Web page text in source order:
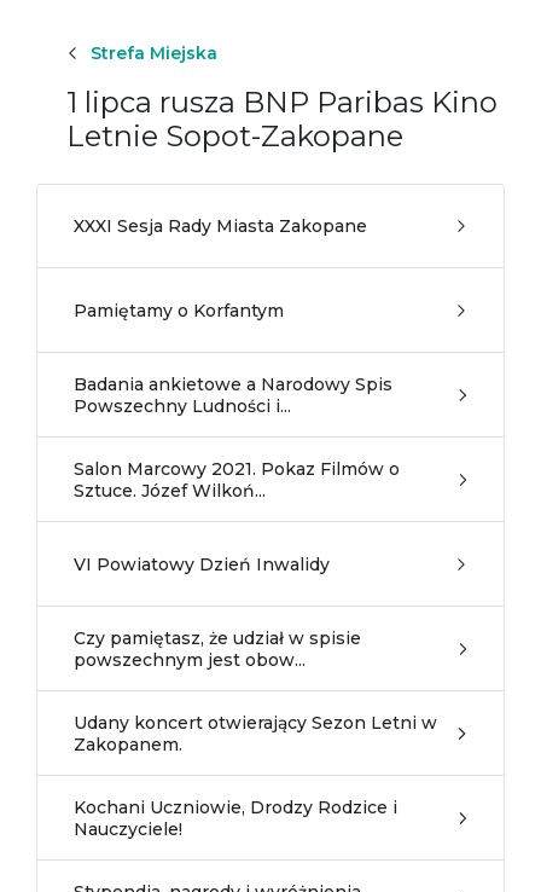
Strefa Miejska
1 lipca rusza BNP Paribas Kino
Letnie Sopot-Zakopane
XXXI Sesja Rady Miasta Zakopane
Pamiętamy o Korfantym
Badania ankietowe a Narodowy Spis
Powszechny Ludności i...
Salon Marcowy 2021. Pokaz Filmów o
Sztuce. Józef Wilkoń...
VI Powiatowy Dzień Inwalidy
Czy pamiętasz, że udział w spisie
powszechnym jest obow...
Udany koncert otwierający Sezon Letni w
Zakopanem.
Kochani Uczniowie, Drodzy Rodzice i
Nauczyciele!